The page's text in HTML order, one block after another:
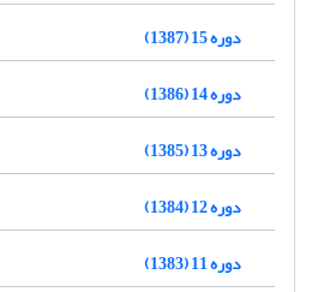
دوره 15 (1387)
دوره 14 (1386)
دوره 13 (1385)
دوره 12 (1384)
دوره 11 (1383)